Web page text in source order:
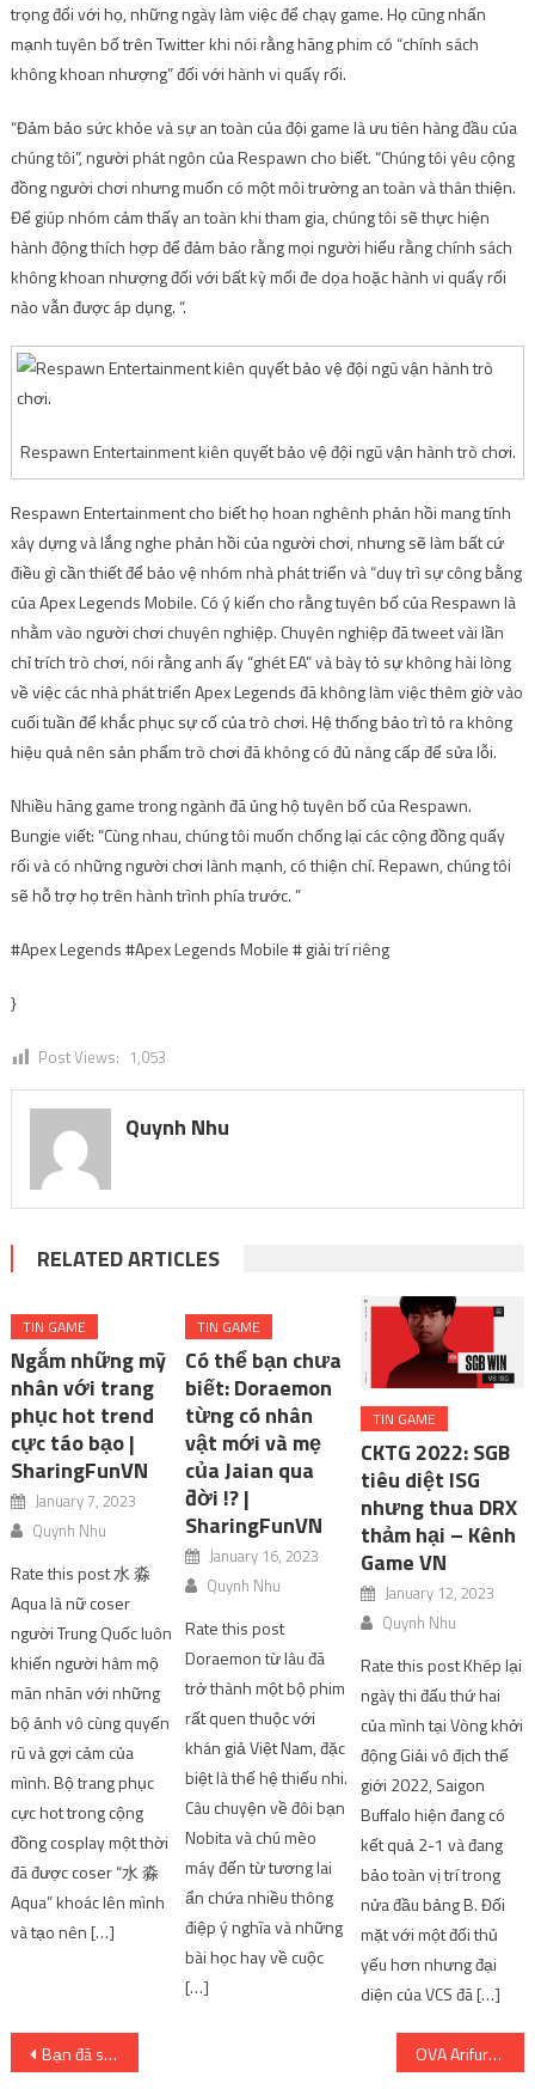
trọng đối với họ, những ngày làm việc để chạy game. Họ cũng nhấn
mạnh tuyên bố trên Twitter khi nói rằng hãng phim có “chính sách
không khoan nhượng” đối với hành vi quấy rối.
“Đảm bảo sức khỏe và sự an toàn của đội game là ưu tiên hàng đầu của
chúng tôi”, người phát ngôn của Respawn cho biết. “Chúng tôi yêu cộng
đồng người chơi nhưng muốn có một môi trường an toàn và thân thiện.
Để giúp nhóm cảm thấy an toàn khi tham gia, chúng tôi sẽ thực hiện
hành động thích hợp để đảm bảo rằng mọi người hiểu rằng chính sách
không khoan nhượng đối với bất kỳ mối đe dọa hoặc hành vi quấy rối
nào vẫn được áp dụng. “.
Respawn Entertainment kiên quyết bảo vệ đội ngũ vận hành trò chơi.
Respawn Entertainment cho biết họ hoan nghênh phản hồi mang tính
xây dựng và lắng nghe phản hồi của người chơi, nhưng sẽ làm bất cứ
điều gì cần thiết để bảo vệ nhóm nhà phát triển và “duy trì sự công bằng
của Apex Legends Mobile. Có ý kiến ​​cho rằng tuyên bố của Respawn là
nhằm vào người chơi chuyên nghiệp. Chuyên nghiệp đã tweet vài lần
chỉ trích trò chơi, nói rằng anh ấy “ghét EA” và bày tỏ sự không hài lòng
về việc các nhà phát triển Apex Legends đã không làm việc thêm giờ vào
cuối tuần để khắc phục sự cố của trò chơi. Hệ thống bảo trì tỏ ra không
hiệu quả nên sản phẩm trò chơi đã không có đủ nâng cấp để sửa lỗi.
Nhiều hãng game trong ngành đã ủng hộ tuyên bố của Respawn.
Bungie viết: “Cùng nhau, chúng tôi muốn chống lại các cộng đồng quấy
rối và có những người chơi lành mạnh, có thiện chí. Repawn, chúng tôi
sẽ hỗ trợ họ trên hành trình phía trước. ”
#Apex Legends #Apex Legends Mobile # giải trí riêng
}
Post Views: 1,053
Quynh Nhu
RELATED ARTICLES
TIN GAME
Ngắm những mỹ
nhân với trang
phục hot trend
cực táo bạo |
SharingFunVN
January 7, 2023
Quynh Nhu
Rate this post 水 淼
Aqua là nữ coser
người Trung Quốc luôn
khiến người hâm mộ
mãn nhãn với những
bộ ảnh vô cùng quyến
rũ và gợi cảm của
mình. Bộ trang phục
cực hot trong cộng
đồng cosplay một thời
đã được coser “水 淼
Aqua” khoác lên mình
và tạo nên […]
TIN GAME
Có thể bạn chưa
biết: Doraemon
từng có nhân
vật mới và mẹ
của Jaian qua
đời !? |
SharingFunVN
January 16, 2023
Quynh Nhu
Rate this post
Doraemon từ lâu đã
trở thành một bộ phim
rất quen thuộc với
khán giả Việt Nam, đặc
biệt là thế hệ thiếu nhi.
Câu chuyện về đôi bạn
Nobita và chú mèo
máy đến từ tương lai
ẩn chứa nhiều thông
điệp ý nghĩa và những
bài học hay về cuộc
[…]
TIN GAME
CKTG 2022: SGB
tiêu diệt ISG
nhưng thua DRX
thảm hại – Kênh
Game VN
January 12, 2023
Quynh Nhu
Rate this post Khép lại
ngày thi đấu thứ hai
của mình tại Vòng khởi
động Giải vô địch thế
giới 2022, Saigon
Buffalo hiện đang có
kết quả 2-1 và đang
bảo toàn vị trí trong
nửa đầu bảng B. Đối
mặt với một đối thủ
yếu hơn nhưng đại
diện của VCS đã […]
Post
Bạn đã sẵn sàng Navigators? Sự kiện Halloween của Alchemy Stars sắp ra mắt. – Quảng cáo OVA Arifureta Season 2 đã công bố trailer và ngày phát hành